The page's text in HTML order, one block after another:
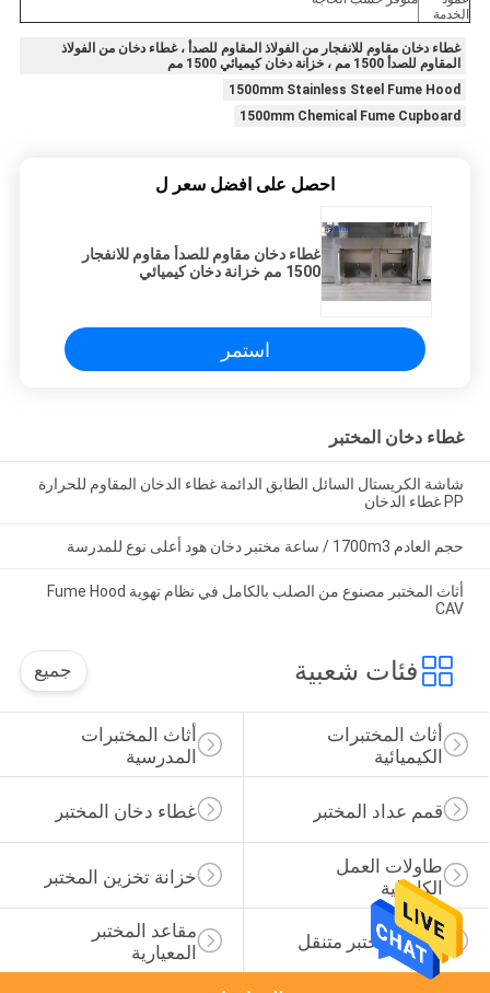
الخدمة
غطاء دخان مقاوم للانفجار من الفولاذ المقاوم للصدأ ، غطاء دخان من الفولاذ
المقاوم للصدأ 1500 مم ، خزانة دخان كيميائي 1500 مم
1500mm Stainless Steel Fume Hood
1500mm Chemical Fume Cupboard
احصل على افضل سعر ل
غطاء دخان مقاوم للصدأ مقاوم للانفجار
1500 مم خزانة دخان كيميائي
استمر
غطاء دخان المختبر
شاشة الكريستال السائل الطابق الدائمة غطاء الدخان المقاوم للحرارة
PP غطاء الدخان
حجم العادم 1700m3 / ساعة مختبر دخان هود أعلى نوع للمدرسة
أثاث المختبر مصنوع من الصلب بالكامل في نظام تهوية Fume Hood
CAV
فئات شعبية جميع
أثاث المختبرات
المدرسية
أثاث المختبرات
الكيميائية
غطاء دخان المختبر قمم عداد المختبر
خزانة تخزين المختبر
طاولات العمل
الكابولية
مقاعد المختبر
المعيارية
عربات مختبر متنقل